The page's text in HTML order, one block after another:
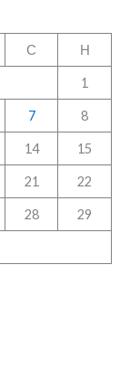
С Н
1
7 8
14 15
21 22
28 29